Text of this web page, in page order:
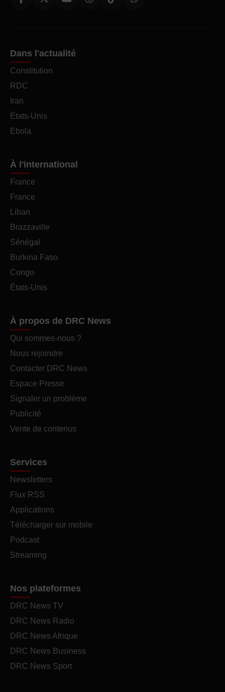
Dans l'actualité
Constitution
RDC
Iran
États-Unis
Ebola
À l'international
France
France
Liban
Brazzaville
Sénégal
Burkina Faso
Congo
États-Unis
À propos de DRC News
Qui sommes-nous ?
Nous rejoindre
Contacter DRC News
Espace Presse
Signaler un problème
Publicité
Vente de contenus
Services
Newsletters
Flux RSS
Applications
Télécharger sur mobile
Podcast
Streaming
Nos plateformes
DRC News TV
DRC News Radio
DRC News Afrique
DRC News Business
DRC News Sport